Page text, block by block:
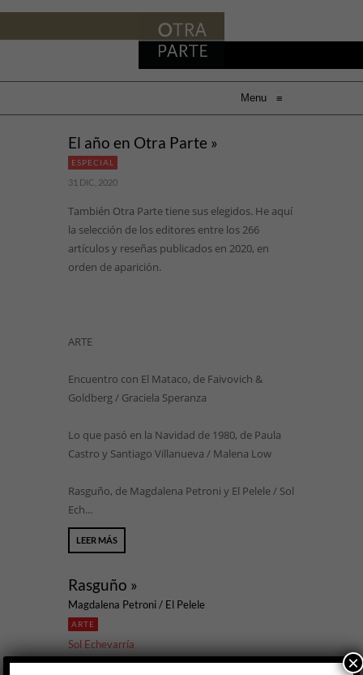
Menu ≡
El año en Otra Parte »
ESPECIAL
31 DIC, 2020
También Otra Parte tiene sus elegidos. He aquí
la selección de los editores entre los 266
artículos y reseñas publicados en 2020, en
orden de aparición.
ARTE
Encuentro con El Mataco, de Faivovich &
Goldberg / Graciela Speranza
Lo que pasó en la Navidad de 1980, de Paula
Castro y Santiago Villanueva / Malena Low
Rasguño, de Magdalena Petroni y El Pelele / Sol
Ech...
LEER MÁS
Rasguño »
Magdalena Petroni / El Pelele
ARTE
Sol Echevarría
3 SEP, 2020 ×